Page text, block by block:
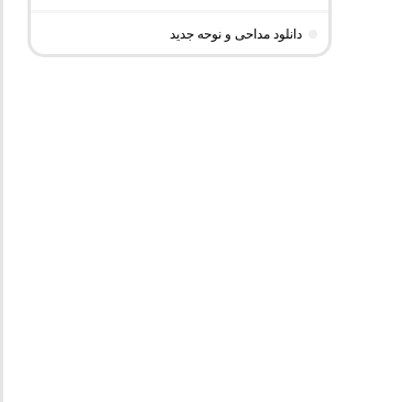
دانلود مداحی و نوحه جدید